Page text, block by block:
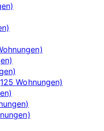
Wohnungen)